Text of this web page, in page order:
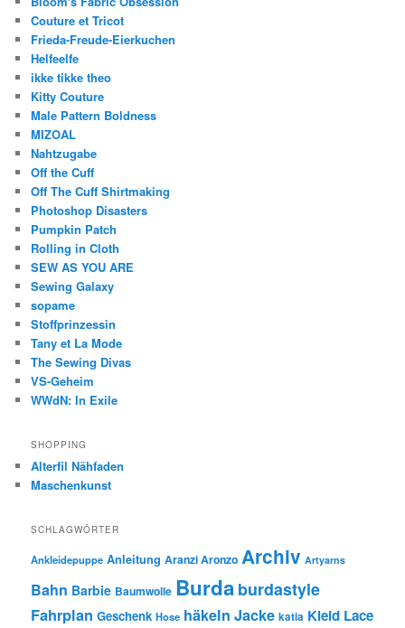
Couture et Tricot
Frieda-Freude-Eierkuchen
Helfeelfe
ikke tikke theo
Kitty Couture
Male Pattern Boldness
MIZOAL
Nahtzugabe
Off the Cuff
Off The Cuff Shirtmaking
Photoshop Disasters
Pumpkin Patch
Rolling in Cloth
SEW AS YOU ARE
Sewing Galaxy
sopame
Stoffprinzessin
Tany et La Mode
The Sewing Divas
VS-Geheim
WWdN: In Exile
SHOPPING
Alterfil Nähfaden
Maschenkunst
SCHLAGWÖRTER
Ankleidepuppe Anleitung Aranzi Aronzo Archiv Artyarns
Bahn Barbie Baumwolle Burda burdastyle
Fahrplan Geschenk Hose häkeln Jacke katia Kleid Lace